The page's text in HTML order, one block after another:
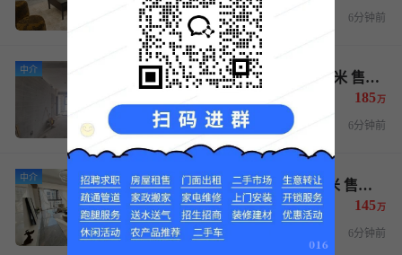
品质小区 国有划拨 6分钟前
中介
出售步阳玺御府4室2厅2卫132平米 售价185万
江北 4室2厅2卫 132㎡ 185万
品质小区 国有划拨 6分钟前
中介
出售步阳玺御府3室2厅2卫99平米 售价145万
江北 3室2厅2卫 99㎡ 145万
品质小区 国有划拨 6分钟前